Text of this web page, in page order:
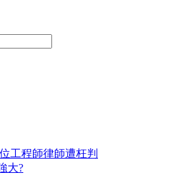
工程師律師遭枉判
大?